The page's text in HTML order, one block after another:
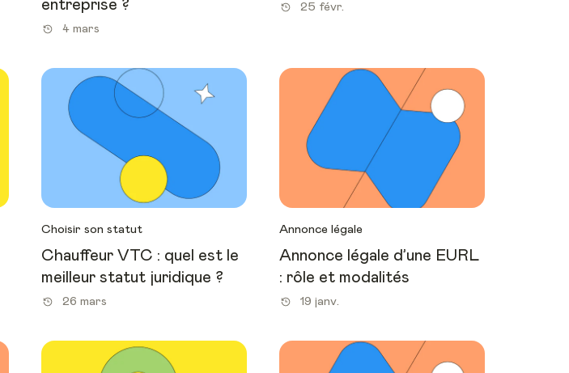
entreprise ?
4 mars
25 févr.
Choisir son statut
Chauffeur VTC : quel est le
meilleur statut juridique ?
26 mars
Annonce légale
Annonce légale d’une EURL
: rôle et modalités
19 janv.